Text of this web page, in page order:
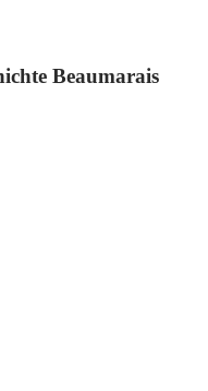
Beaumarais